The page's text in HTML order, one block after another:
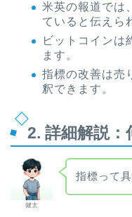
米英の報道では
ていると伝えら
ビットコインは
ます。
指標の改善は売
釈できます。
2. 詳細解説：
健太
指標って